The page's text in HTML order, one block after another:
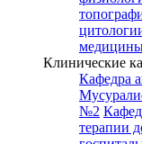
Клинические
Кафедра
№2
терапии